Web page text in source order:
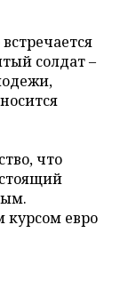
солдат –
что
курсом евро